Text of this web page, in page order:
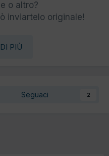
o altro?
inviartelo originale!
PIÙ
Seguaci 2